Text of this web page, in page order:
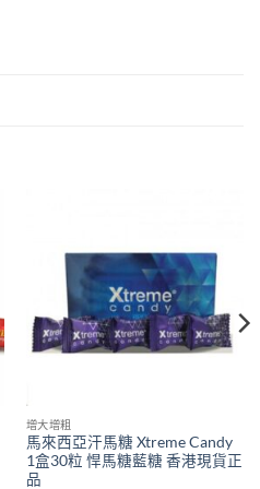
增大增粗
馬來西亞汗馬糖 Xtreme Candy
1盒30粒 悍馬糖藍糖 香港現貨正
品